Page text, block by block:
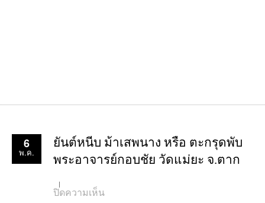
6
พ.ค.
ยันต์หนีบ ม้าเสพนาง หรือ ตะกรุดพับ
พระอาจารย์กอบชัย วัดแม่ยะ จ.ตาก
ปิดความเห็นบน